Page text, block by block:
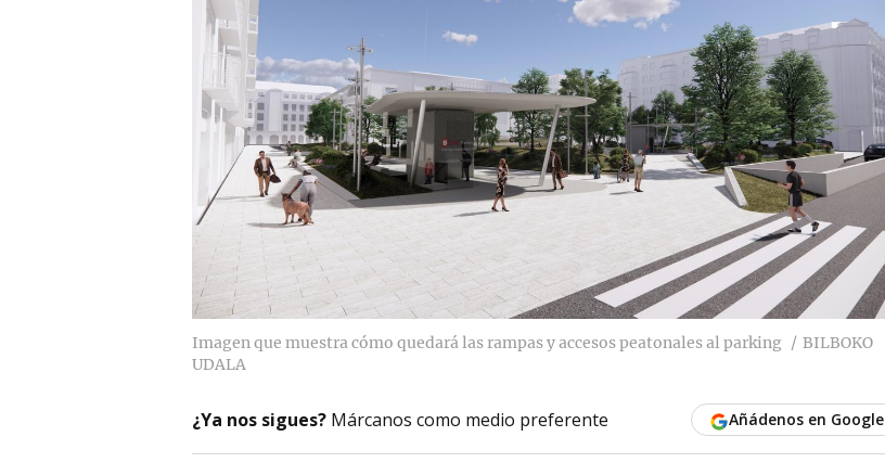
Imagen que muestra cómo quedará las rampas y accesos peatonales al parking
BILBOKO
UDALA
¿Ya nos sigues? Márcanos como medio preferente Añádenos en Google